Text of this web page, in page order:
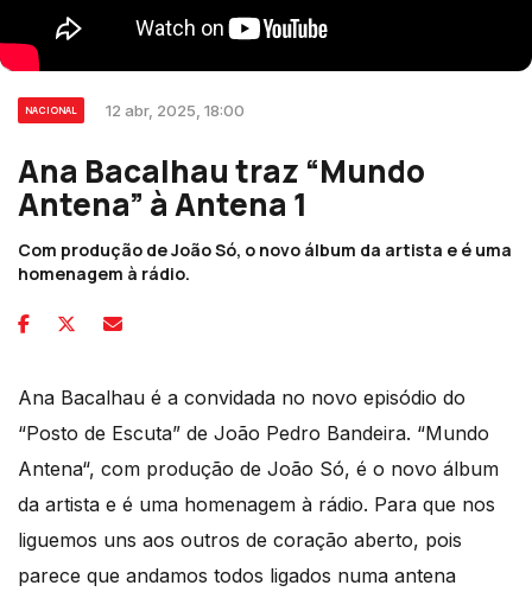
NACIONAL 12 abr, 2025, 18:00
Ana Bacalhau traz “Mundo
Antena” à Antena 1
Com produção de João Só, o novo álbum da artista e é uma
homenagem à rádio.
Ana Bacalhau é a convidada no novo episódio do
“Posto de Escuta” de João Pedro Bandeira. “Mundo
Antena“, com produção de João Só, é o novo álbum
da artista e é uma homenagem à rádio. Para que nos
liguemos uns aos outros de coração aberto, pois
parece que andamos todos ligados numa antena